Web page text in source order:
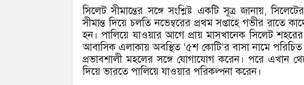
সিলেট সীমান্তের সঙ্গে সংশ্লিষ্ট একটি সূত্র জানায়,
সীমান্ত দিয়ে চলতি নভেম্বরের প্রথম সপ্তাহে গভীর রাতে
হন। পালিয়ে যাওয়ার আগে প্রায় মাসখানেক সিলেট
আবাসিক এলাকায় অবস্থিত ‘৫শ কোটি’র বাসা নামে
প্রভাবশালী মহলের সঙ্গে যোগাযোগ করেন। পরে এখান
দিয়ে ভারতে পালিয়ে যাওয়ার পরিকল্পনা করেন।